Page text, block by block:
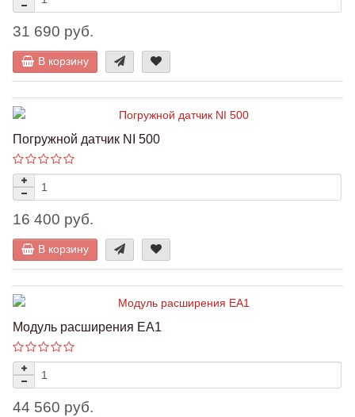
31 690 руб.
В корзину
Погружной датчик NI 500
16 400 руб.
В корзину
Модуль расширения EA1
44 560 руб.